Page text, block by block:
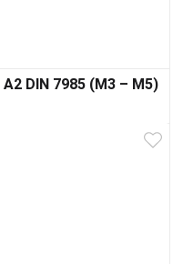
DIN 7985 (M3 – M5)